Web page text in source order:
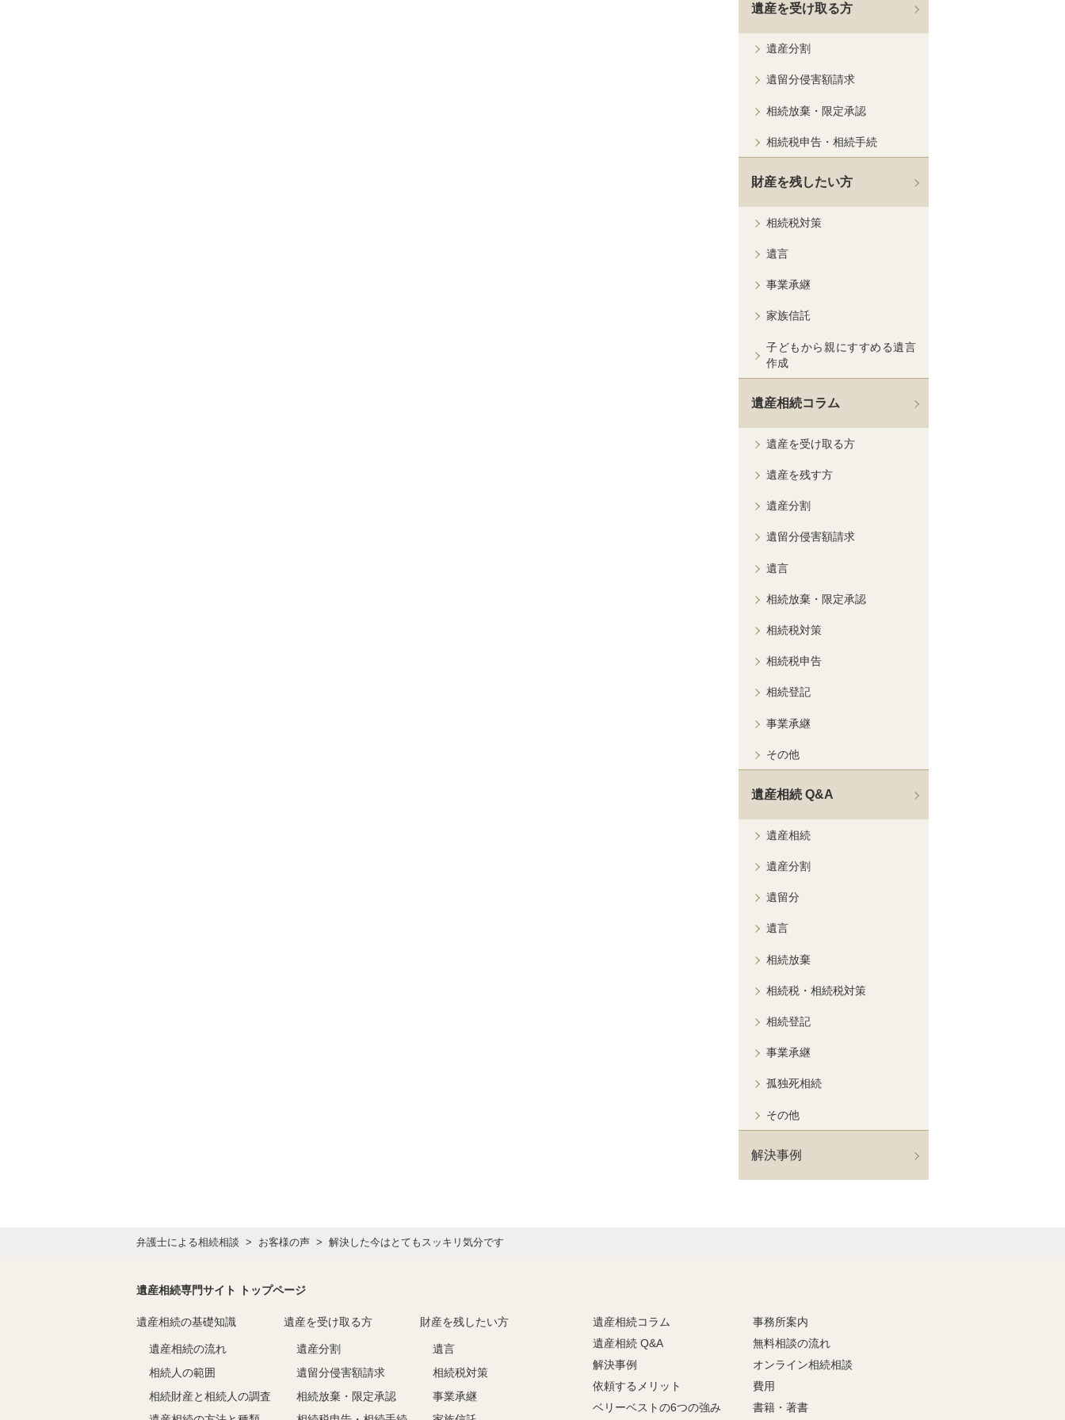
遺産を受け取る方
遺産分割
遺留分侵害額請求
相続放棄・限定承認
相続税申告・相続手続
財産を残したい方
相続税対策
遺言
事業承継
家族信託
子どもから親にすすめる遺言
作成
遺産相続コラム
遺産を受け取る方
遺産を残す方
遺産分割
遺留分侵害額請求
遺言
相続放棄・限定承認
相続税対策
相続税申告
相続登記
事業承継
その他
遺産相続 Q&A
遺産相続
遺産分割
遺留分
遺言
相続放棄
相続税・相続税対策
相続登記
事業承継
孤独死相続
その他
解決事例
弁護士による相続相談 お客様の声 解決した今はとてもスッキリ気分です
遺産相続専門サイト トップページ
遺産相続の基礎知識
遺産相続の流れ
相続人の範囲
相続財産と相続人の調査
遺産を受け取る方
遺産分割
遺留分侵害額請求
相続放棄・限定承認
財産を残したい方
遺言
相続税対策
事業承継
遺産相続コラム
遺産相続 Q&A
解決事例
依頼するメリット
ベリーベストの6つの強み
事務所案内
無料相談の流れ
オンライン相続相談
費用
書籍・著書